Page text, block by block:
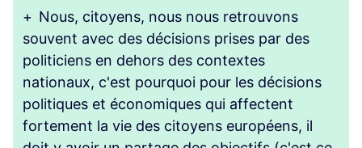
+ Nous, citoyens, nous nous retrouvons
souvent avec des décisions prises par des
politiciens en dehors des contextes
nationaux, c'est pourquoi pour les décisions
politiques et économiques qui affectent
fortement la vie des citoyens européens, il